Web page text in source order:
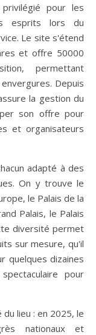
pour les
esprits lors du
Le site s'étend
et offre 50000
permettant
Depuis
la gestion du
son offre pour
et organisateurs
adapté à des
On y trouve le
le Palais de la
Palais, le Palais
diversité permet
sur mesure, qu'il
quelques dizaines
pour
lieu : en 2025, le
nationaux et